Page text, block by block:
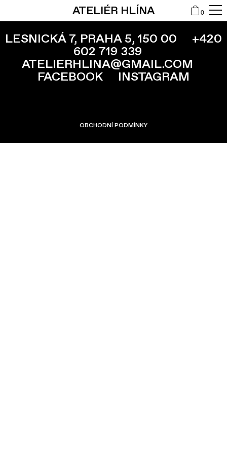
ATELIÉR HLÍNA 0
LESNICKÁ 7, PRAHA 5, 150 00 +420
602 719 339
ATELIERHLINA@GMAIL.COM
FACEBOOK
INSTAGRAM
OBCHODNÍ PODMÍNKY